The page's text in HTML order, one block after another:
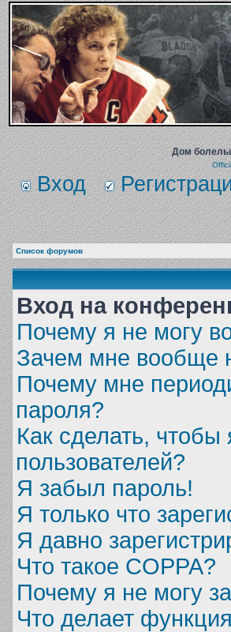
Дом
Вход
Список форумов
Вход на
Почему я не могу
Зачем мне вообще
Почему мне
пароля?
Как сделать, чтобы
пользователей?
Я забыл пароль!
Я только что
Я давно
Что такое COPPA?
Почему я не могу
Что делает